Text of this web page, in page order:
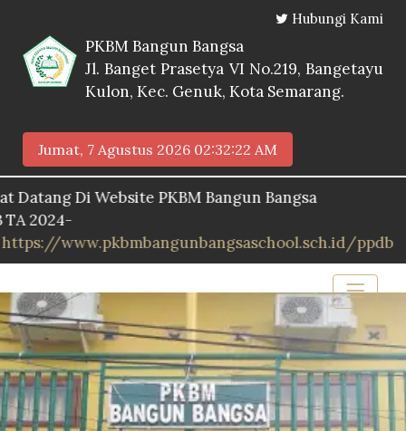
Hubungi Kami
PKBM Bangun Bangsa
Jl. Banget Prasetya VI No.219, Bangetayu
Kulon, Kec. Genuk, Kota Semarang.
Jumat, 7 Agustus 2026 02:32:23 AM
Di Website PKBM Bangun Bangsa
www.pkbmbangunbangsaschool.sch.id/ppdb